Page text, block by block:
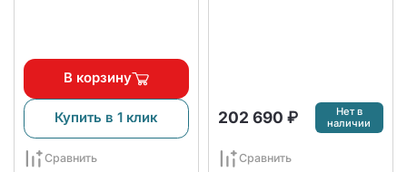
В корзину
Купить в 1 клик
Сравнить
202 690 ₽
Нет в
наличии
Сравнить